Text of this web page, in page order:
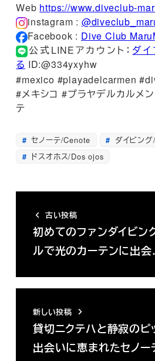
Web https://www.diveclub-
instagram :
Facebook : Dive Club
公式LINEアカウント： ダ
る ID:@334yxyhw
#mexico #playadelcarmen
#メキシコ #プラヤデルカルメ
テ
セノーテ/Cenote
ダイビン
ドスオホス/Dos ojos
古い投稿
初めてのファンダイビン
ルで光のカーテンに出
新しい投稿
貸切ニクテハと静寂のピ
出会いに恵まれたセノ